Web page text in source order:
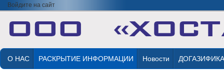
Войдите на сайт
О НАС РАСКРЫТИЕ ИНФОРМАЦИИ Новости